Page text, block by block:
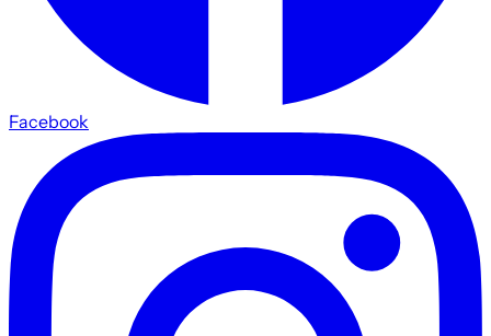
Facebook